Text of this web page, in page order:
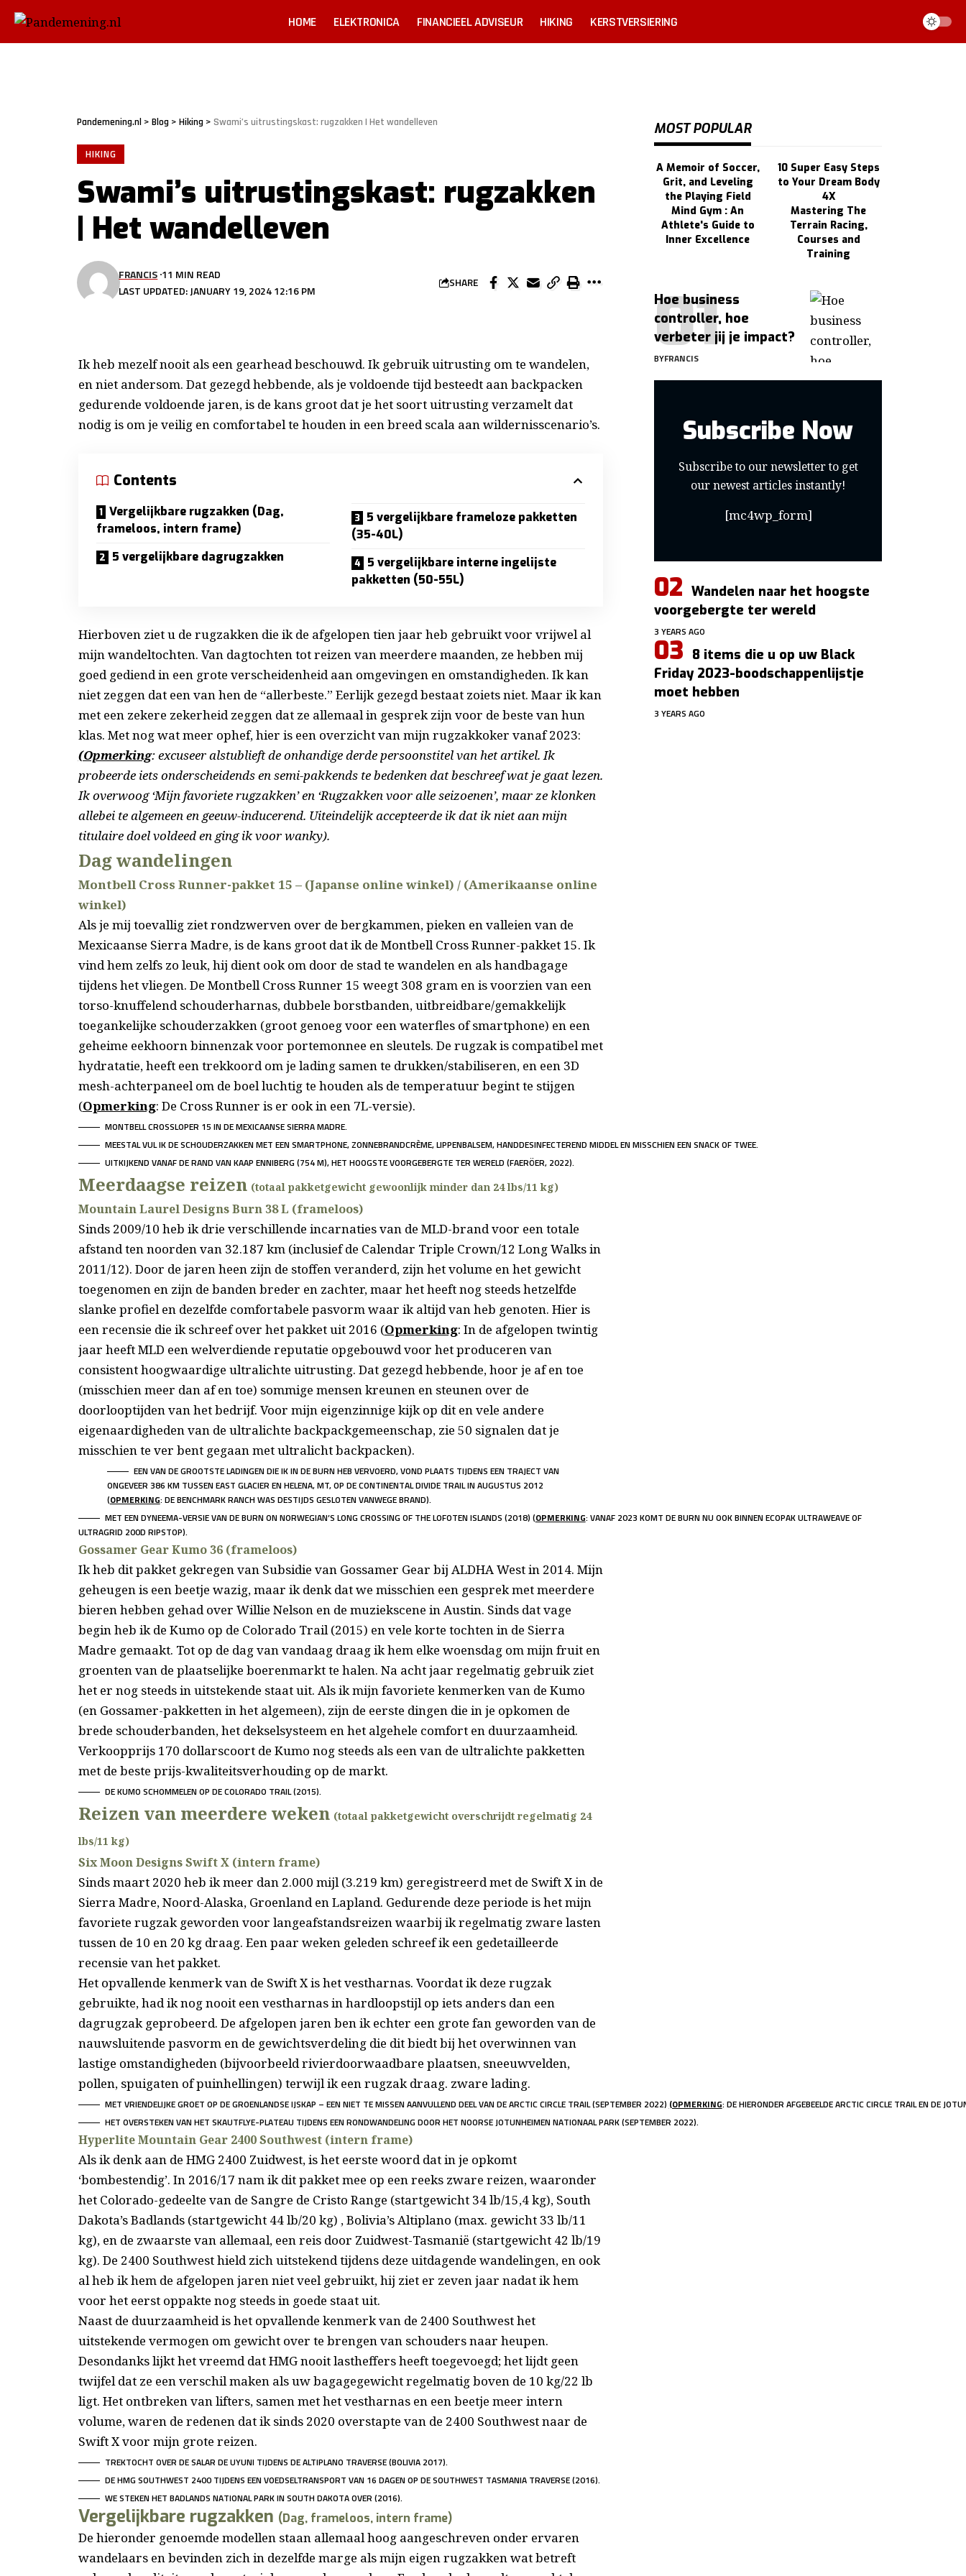
HOME ELEKTRONICA FINANCIEEL ADVISEUR HIKING KERSTVERSIERING
Pandemening.nl > Blog > Hiking > Swami’s uitrustingskast: rugzakken | Het wandelleven
HIKING
Swami’s uitrustingskast: rugzakken
| Het wandelleven
LAST UPDATED: JANUARY 19, 2024 12:16 PM
FRANCIS 11 MIN READ
SHARE
Ik heb mezelf nooit als een gearhead beschouwd. Ik gebruik uitrusting om te wandelen,
en niet andersom. Dat gezegd hebbende, als je voldoende tijd besteedt aan backpacken
gedurende voldoende jaren, is de kans groot dat je het soort uitrusting verzamelt dat
nodig is om je veilig en comfortabel te houden in een breed scala aan wildernisscenario’s.
Contents
Vergelijkbare rugzakken (Dag,
frameloos, intern frame)
5 vergelijkbare dagrugzakken
5 vergelijkbare frameloze pakketten
(35-40L)
5 vergelijkbare interne ingelijste
pakketten (50-55L)
Hierboven ziet u de rugzakken die ik de afgelopen tien jaar heb gebruikt voor vrijwel al
mijn wandeltochten. Van dagtochten tot reizen van meerdere maanden, ze hebben mij
goed gediend in een grote verscheidenheid aan omgevingen en omstandigheden. Ik kan
niet zeggen dat een van hen de “allerbeste.” Eerlijk gezegd bestaat zoiets niet. Maar ik kan
met een zekere zekerheid zeggen dat ze allemaal in gesprek zijn voor de beste van hun
klas. Met nog wat meer ophef, hier is een overzicht van mijn rugzakkoker vanaf 2023:
(Opmerking: excuseer alstublieft de onhandige derde persoonstitel van het artikel. Ik
probeerde iets onderscheidends en semi-pakkends te bedenken dat beschreef wat je gaat lezen.
Ik overwoog ‘Mijn favoriete rugzakken’ en ‘Rugzakken voor alle seizoenen’, maar ze klonken
allebei te algemeen en geeuw-inducerend. Uiteindelijk accepteerde ik dat ik niet aan mijn
titulaire doel voldeed en ging ik voor wanky).
Dag wandelingen
Montbell Cross Runner-pakket 15 – (Japanse online winkel) / (Amerikaanse online
winkel)
Als je mij toevallig ziet rondzwerven over de bergkammen, pieken en valleien van de
Mexicaanse Sierra Madre, is de kans groot dat ik de Montbell Cross Runner-pakket 15. Ik
vind hem zelfs zo leuk, hij dient ook om door de stad te wandelen en als handbagage
tijdens het vliegen. De Montbell Cross Runner 15 weegt 308 gram en is voorzien van een
torso-knuffelend schouderharnas, dubbele borstbanden, uitbreidbare/gemakkelijk
toegankelijke schouderzakken (groot genoeg voor een waterfles of smartphone) en een
geheime eekhoorn binnenzak voor portemonnee en sleutels. De rugzak is compatibel met
hydratatie, heeft een trekkoord om je lading samen te drukken/stabiliseren, en een 3D
mesh-achterpaneel om de boel luchtig te houden als de temperatuur begint te stijgen
(Opmerking: De Cross Runner is er ook in een 7L-versie).
MONTBELL CROSSLOPER 15 IN DE MEXICAANSE SIERRA MADRE.
MEESTAL VUL IK DE SCHOUDERZAKKEN MET EEN SMARTPHONE, ZONNEBRANDCRÈME, LIPPENBALSEM, HANDDESINFECTEREND MIDDEL EN MISSCHIEN EEN SNACK OF TWEE.
UITKIJKEND VANAF DE RAND VAN KAAP ENNIBERG (754 M), HET HOOGSTE VOORGEBERGTE TER WERELD (FAERÖER, 2022).
Meerdaagse reizen (totaal pakketgewicht gewoonlijk minder dan 24 lbs/11 kg)
Mountain Laurel Designs Burn 38 L (frameloos)
Sinds 2009/10 heb ik drie verschillende incarnaties van de MLD-brand voor een totale
afstand ten noorden van 32.187 km (inclusief de Calendar Triple Crown/12 Long Walks in
2011/12). Door de jaren heen zijn de stoffen veranderd, zijn het volume en het gewicht
toegenomen en zijn de banden breder en zachter, maar het heeft nog steeds hetzelfde
slanke profiel en dezelfde comfortabele pasvorm waar ik altijd van heb genoten. Hier is
een recensie die ik schreef over het pakket uit 2016 (Opmerking: In de afgelopen twintig
jaar heeft MLD een welverdiende reputatie opgebouwd voor het produceren van
consistent hoogwaardige ultralichte uitrusting. Dat gezegd hebbende, hoor je af en toe
(misschien meer dan af en toe) sommige mensen kreunen en steunen over de
doorlooptijden van het bedrijf. Voor mijn eigenzinnige kijk op dit en vele andere
eigenaardigheden van de ultralichte backpackgemeenschap, zie 50 signalen dat je
misschien te ver bent gegaan met ultralicht backpacken).
EEN VAN DE GROOTSTE LADINGEN DIE IK IN DE BURN HEB VERVOERD, VOND PLAATS TIJDENS EEN TRAJECT VAN
ONGEVEER 386 KM TUSSEN EAST GLACIER EN HELENA, MT, OP DE CONTINENTAL DIVIDE TRAIL IN AUGUSTUS 2012
(OPMERKING: DE BENCHMARK RANCH WAS DESTIJDS GESLOTEN VANWEGE BRAND).
MET EEN DYNEEMA-VERSIE VAN DE BURN ON NORWEGIAN’S LONG CROSSING OF THE LOFOTEN ISLANDS (2018) (OPMERKING: VANAF 2023 KOMT DE BURN NU OOK BINNEN ECOPAK ULTRAWEAVE OF
ULTRAGRID 200D RIPSTOP).
Gossamer Gear Kumo 36 (frameloos)
Ik heb dit pakket gekregen van Subsidie ​​van Gossamer Gear bij ALDHA West in 2014. Mijn
geheugen is een beetje wazig, maar ik denk dat we misschien een gesprek met meerdere
bieren hebben gehad over Willie Nelson en de muziekscene in Austin. Sinds dat vage
begin heb ik de Kumo op de Colorado Trail (2015) en vele korte tochten in de Sierra
Madre gemaakt. Tot op de dag van vandaag draag ik hem elke woensdag om mijn fruit en
groenten van de plaatselijke boerenmarkt te halen. Na acht jaar regelmatig gebruik ziet
het er nog steeds in uitstekende staat uit. Als ik mijn favoriete kenmerken van de Kumo
(en Gossamer-pakketten in het algemeen), zijn de eerste dingen die in je opkomen de
brede schouderbanden, het dekselsysteem en het algehele comfort en duurzaamheid.
Verkoopprijs 170 dollarscoort de Kumo nog steeds als een van de ultralichte pakketten
met de beste prijs-kwaliteitsverhouding op de markt.
DE KUMO SCHOMMELEN OP DE COLORADO TRAIL (2015).
Reizen van meerdere weken (totaal pakketgewicht overschrijdt regelmatig 24
lbs/11 kg)
Six Moon Designs Swift X (intern frame)
Sinds maart 2020 heb ik meer dan 2.000 mijl (3.219 km) geregistreerd met de Swift X in de
Sierra Madre, Noord-Alaska, Groenland en Lapland. Gedurende deze periode is het mijn
favoriete rugzak geworden voor langeafstandsreizen waarbij ik regelmatig zware lasten
tussen de 10 en 20 kg draag. Een paar weken geleden schreef ik een gedetailleerde
recensie van het pakket.
Het opvallende kenmerk van de Swift X is het vestharnas. Voordat ik deze rugzak
gebruikte, had ik nog nooit een vestharnas in hardloopstijl op iets anders dan een
dagrugzak geprobeerd. De afgelopen jaren ben ik echter een grote fan geworden van de
nauwsluitende pasvorm en de gewichtsverdeling die dit biedt bij het overwinnen van
lastige omstandigheden (bijvoorbeeld rivierdoorwaadbare plaatsen, sneeuwvelden,
pollen, spuigaten of puinhellingen) terwijl ik een rugzak draag. zware lading.
MET VRIENDELIJKE GROET OP DE GROENLANDSE IJSKAP – EEN NIET TE MISSEN AANVULLEND DEEL VAN DE ARCTIC CIRCLE TRAIL (SEPTEMBER 2022) (OPMERKING: DE HIERONDER AFGEBEELDE ARCTIC CIRCLE TRAIL EN DE
HET OVERSTEKEN VAN HET SKAUTFLYE-PLATEAU TIJDENS EEN RONDWANDELING DOOR HET NOORSE JOTUNHEIMEN NATIONAAL PARK (SEPTEMBER 2022).
Hyperlite Mountain Gear 2400 Southwest (intern frame)
Als ik denk aan de HMG 2400 Zuidwest, is het eerste woord dat in je opkomt
‘bombestendig’. In 2016/17 nam ik dit pakket mee op een reeks zware reizen, waaronder
het Colorado-gedeelte van de Sangre de Cristo Range (startgewicht 34 lb/15,4 kg), South
Dakota’s Badlands (startgewicht 44 lb/20 kg) , Bolivia’s Altiplano (max. gewicht 33 lb/11
kg), en de zwaarste van allemaal, een reis door Zuidwest-Tasmanië (startgewicht 42 lb/19
kg). De 2400 Southwest hield zich uitstekend tijdens deze uitdagende wandelingen, en ook
al heb ik hem de afgelopen jaren niet veel gebruikt, hij ziet er zeven jaar nadat ik hem
voor het eerst oppakte nog steeds in goede staat uit.
Naast de duurzaamheid is het opvallende kenmerk van de 2400 Southwest het
uitstekende vermogen om gewicht over te brengen van schouders naar heupen.
Desondanks lijkt het vreemd dat HMG nooit lastheffers heeft toegevoegd; het lijdt geen
twijfel dat ze een verschil maken als uw bagagegewicht regelmatig boven de 10 kg/22 lb
ligt. Het ontbreken van lifters, samen met het vestharnas en een beetje meer intern
volume, waren de redenen dat ik sinds 2020 overstapte van de 2400 Southwest naar de
Swift X voor mijn grote reizen.
TREKTOCHT OVER DE SALAR DE UYUNI TIJDENS DE ALTIPLANO TRAVERSE (BOLIVIA 2017).
DE HMG SOUTHWEST 2400 TIJDENS EEN VOEDSELTRANSPORT VAN 16 DAGEN OP DE SOUTHWEST TASMANIA TRAVERSE (2016).
WE STEKEN HET BADLANDS NATIONAL PARK IN SOUTH DAKOTA OVER (2016).
Vergelijkbare rugzakken (Dag, frameloos, intern frame)
De hieronder genoemde modellen staan ​​allemaal hoog aangeschreven onder ervaren
wandelaars en bevinden zich in dezelfde marge als mijn eigen rugzakken wat betreft
MOST POPULAR
A Memoir of Soccer,
Grit, and Leveling
the Playing Field
10 Super Easy Steps
to Your Dream Body
4X
Mind Gym : An
Athlete's Guide to
Inner Excellence
Mastering The
Terrain Racing,
Courses and
Training
Hoe business
controller, hoe
verbeter jij je impact?
BYFRANCIS
Subscribe Now
Subscribe to our newsletter to get
our newest articles instantly!
[mc4wp_form]
Wandelen naar het hoogste
voorgebergte ter wereld
3 YEARS AGO
8 items die u op uw Black
Friday 2023-boodschappenlijstje
moet hebben
3 YEARS AGO